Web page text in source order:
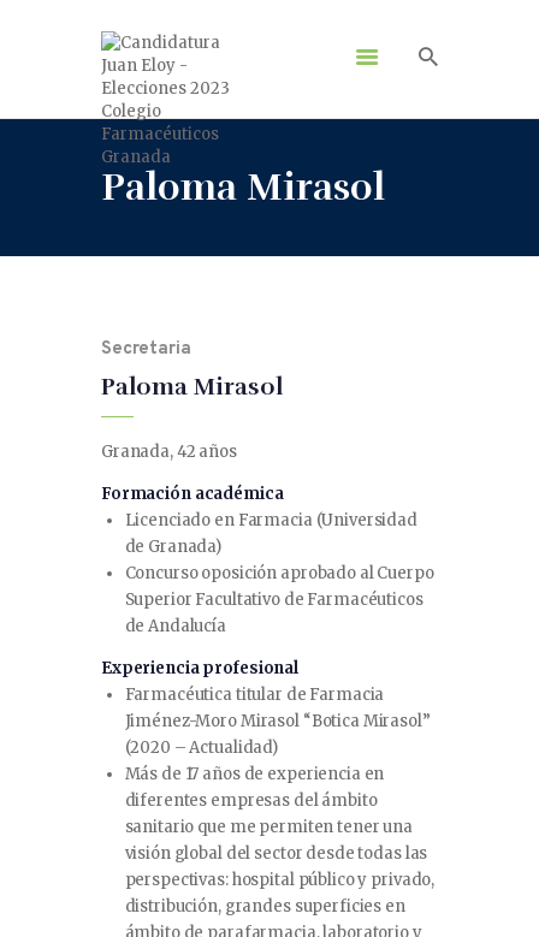
Paloma Mirasol
Secretaria
Paloma Mirasol
Granada, 42 años
Formación académica
Licenciado en Farmacia (Universidad
de Granada)
Concurso oposición aprobado al Cuerpo
Superior Facultativo de Farmacéuticos
de Andalucía
Experiencia profesional
Farmacéutica titular de Farmacia
Jiménez-Moro Mirasol “Botica Mirasol”
(2020 – Actualidad)
Más de 17 años de experiencia en
diferentes empresas del ámbito
sanitario que me permiten tener una
visión global del sector desde todas las
perspectivas: hospital público y privado,
distribución, grandes superficies en
ámbito de parafarmacia, laboratorio y